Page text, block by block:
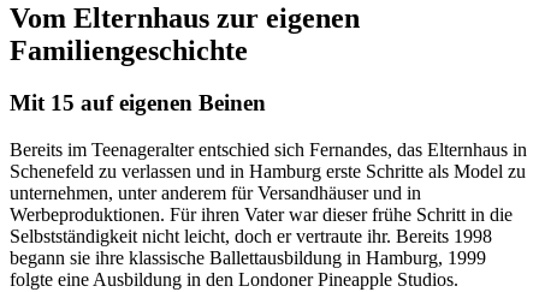
Vom Elternhaus zur eigenen
Familiengeschichte
Mit 15 auf eigenen Beinen
Bereits im Teenageralter entschied sich Fernandes, das Elternhaus in
Schenefeld zu verlassen und in Hamburg erste Schritte als Model zu
unternehmen, unter anderem für Versandhäuser und in
Werbeproduktionen. Für ihren Vater war dieser frühe Schritt in die
Selbstständigkeit nicht leicht, doch er vertraute ihr. Bereits 1998
begann sie ihre klassische Ballettausbildung in Hamburg, 1999
folgte eine Ausbildung in den Londoner Pineapple Studios.